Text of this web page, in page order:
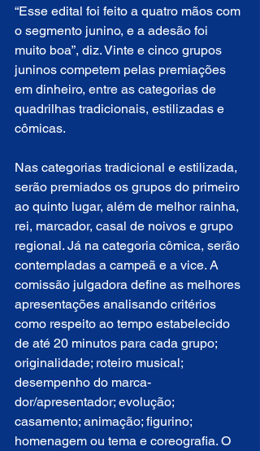
“Esse edital foi feito a quatro mãos com
o segmento junino, e a adesão foi
muito boa”, diz. Vinte e cinco grupos
juninos competem pelas premiações
em dinheiro, entre as categorias de
quadrilhas tradicionais, estilizadas e
cômicas.
Nas categorias tradicional e estilizada,
serão premiados os grupos do primeiro
ao quinto lugar, além de melhor rainha,
rei, marcador, casal de noivos e grupo
regional. Já na categoria cômica, serão
contempladas a campeã e a vice. A
comissão julgadora define as melhores
apresentações analisando critérios
como respeito ao tempo estabelecido
de até 20 minutos para cada grupo;
originalidade; roteiro musical;
desempenho do marca-
dor/apresentador; evolução;
casamento; animação; figurino;
homenagem ou tema e coreografia. O